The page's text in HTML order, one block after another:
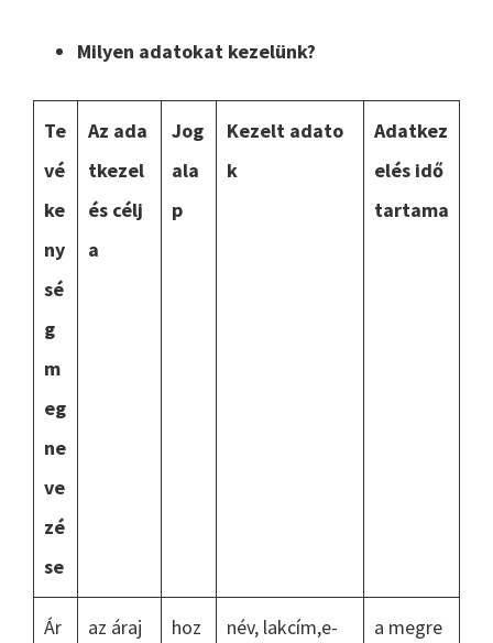
Milyen adatokat kezelünk?
Te
vé
ke
ny
sé
g
m
eg
ne
ve
zé
se
Az ada
tkezel
és célj
a
Jog
ala
p
Kezelt adato
k
Adatkez
elés idő
tartama
Ár az áraj hoz név, lakcím,e- a megre